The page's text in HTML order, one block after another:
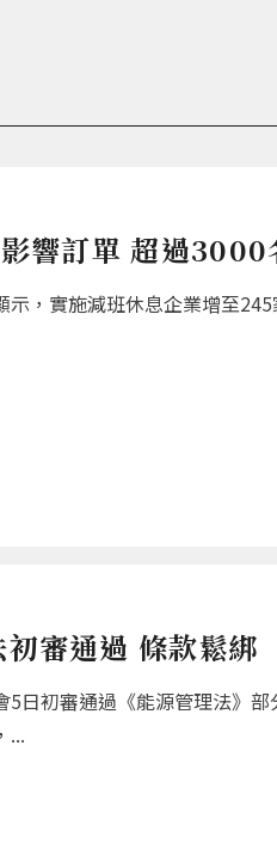
響訂單 超過3000
示，實施減班休息企業增至
審通過 條款鬆綁
5日初審通過《能源管理法》
...